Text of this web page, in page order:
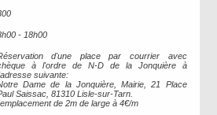
- 18h00
d'une place par courrier avec
à l'ordre de N-D de la Jonquière à
suivante:
Dame de la Jonquière, Mairie, 21 Place
Saissac, 81310 Lisle-sur-Tarn.
de 2m de large à 4€/m